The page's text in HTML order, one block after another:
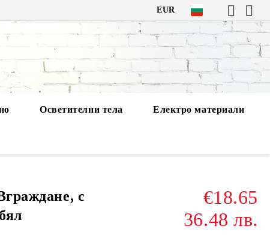
EUR
Осветителни тела Електро материали
с
€18.65
36.48 лв.